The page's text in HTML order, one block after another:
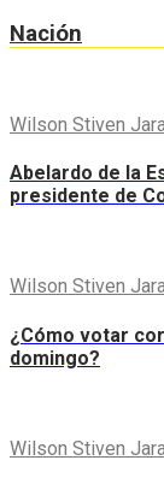
Nación
Wilson Stiven
Abelardo de la
presidente de
Wilson Stiven
¿Cómo votar
domingo?
Wilson Stiven